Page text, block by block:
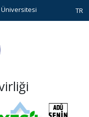
TR